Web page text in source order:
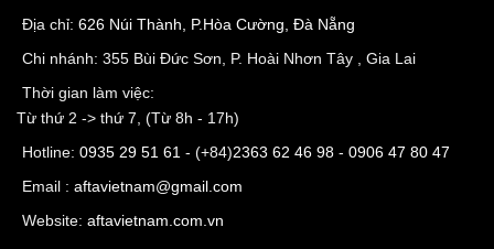
Địa chỉ: 626 Núi Thành, P.Hòa Cường, Đà Nẵng
Chi nhánh: 355 Bùi Đức Sơn, P. Hoài Nhơn Tây , Gia Lai
Thời gian làm việc:
Từ thứ 2 -> thứ 7, (Từ 8h - 17h)
Hotline: 0935 29 51 61 - (+84)2363 62 46 98 - 0906 47 80 47
Email : aftavietnam@gmail.com
Website: aftavietnam.com.vn